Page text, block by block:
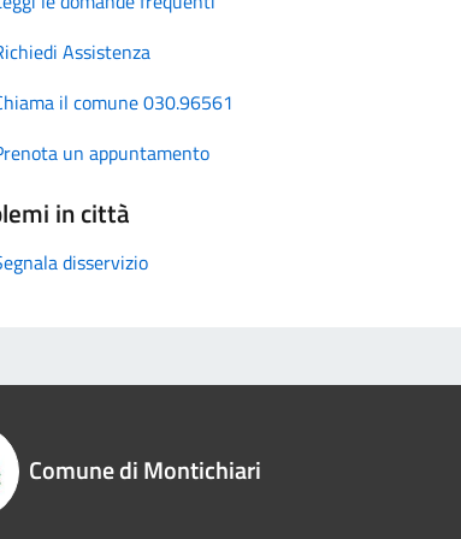
Assistenza
il comune 030.96561
un appuntamento
in città
disservizio
Comune di Montichiari